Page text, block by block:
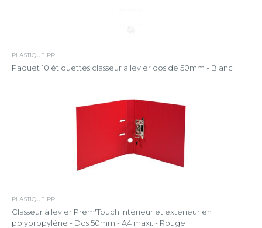
PLASTIQUE PP
Paquet 10 étiquettes classeur a levier dos de 50mm - Blanc
PLASTIQUE PP
Classeur à levier Prem'Touch intérieur et extérieur en
polypropylène - Dos 50mm - A4 maxi. - Rouge